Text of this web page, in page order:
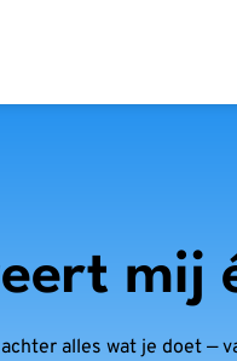
mij
alles wat je doet —